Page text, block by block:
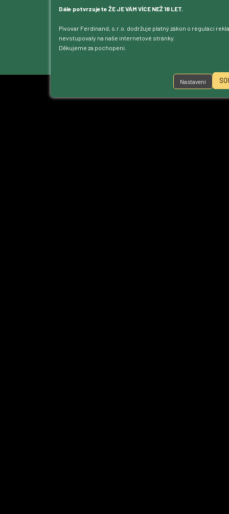
Dále potvrzujete ŽE JE VÁM VÍCE NEŽ 18 LET.
Pivovar Ferdinand, s.r.o. dodržuje platný zákon o regulaci
nevstupovaly na naše internetové stránky.
Děkujeme za pochopení.
Nastavení
Kontakt
Ke stažení
Přístupnost
Nastavení cookies